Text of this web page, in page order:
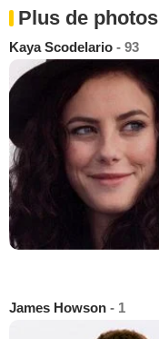
Plus de photos
Kaya Scodelario - 93
James Howson - 1